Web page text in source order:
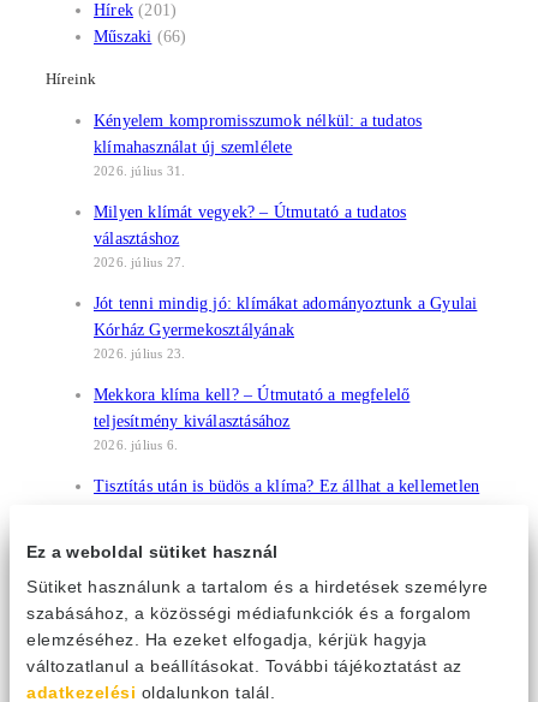
Ez a weboldal sütiket használ
Sütiket használunk a tartalom és a hirdetések személyre
szabásához, a közösségi médiafunkciók és a forgalom
elemzéséhez. Ha ezeket elfogadja, kérjük hagyja
változatlanul a beállításokat. További tájékoztatást az
adatkezelési oldalunkon talál.
Hírek (201)
Műszaki (66)
Híreink
Kényelem kompromisszumok nélkül: a tudatos
klímahasználat új szemlélete
2026. július 31.
Milyen klímát vegyek? – Útmutató a tudatos
választáshoz
2026. július 27.
Jót tenni mindig jó: klímákat adományoztunk a Gyulai
Kórház Gyermekosztályának
2026. július 23.
Mekkora klíma kell? – Útmutató a megfelelő
teljesítmény kiválasztásához
2026. július 6.
Tisztítás után is büdös a klíma? Ez állhat a kellemetlen
A Gree klíma távirányítók bemutatása: funkciók és
használat
Épphogy fellélegezhettünk, a napokban visszatér a
brutális hőség